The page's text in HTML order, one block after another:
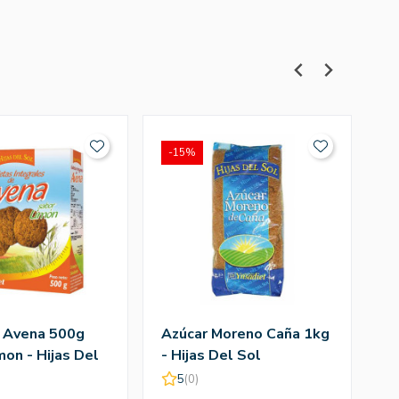
500g
- Hijas Del
Azúcar Moreno Caña 1kg
- Hijas Del Sol
5(0)
-15%